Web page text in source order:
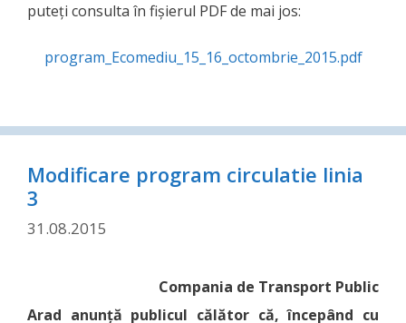
puteți consulta în fișierul PDF de mai jos:
program_Ecomediu_15_16_octombrie_2015.pdf
Modificare program circulatie linia
3
31.08.2015
Compania de Transport Public
Arad anunţă publicul călător că, începând cu